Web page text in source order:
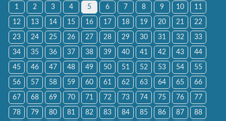
1 2 3 4 5 6 7 8 9 10 11
12 13 14 15 16 17 18 19 20 21 22
23 24 25 26 27 28 29 30 31 32 33
34 35 36 37 38 39 40 41 42 43 44
45 46 47 48 49 50 51 52 53 54 55
56 57 58 59 60 61 62 63 64 65 66
67 68 69 70 71 72 73 74 75 76 77
78 79 80 81 82 83 84 85 86 87 88